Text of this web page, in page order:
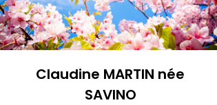
Claudine MARTIN née
SAVINO